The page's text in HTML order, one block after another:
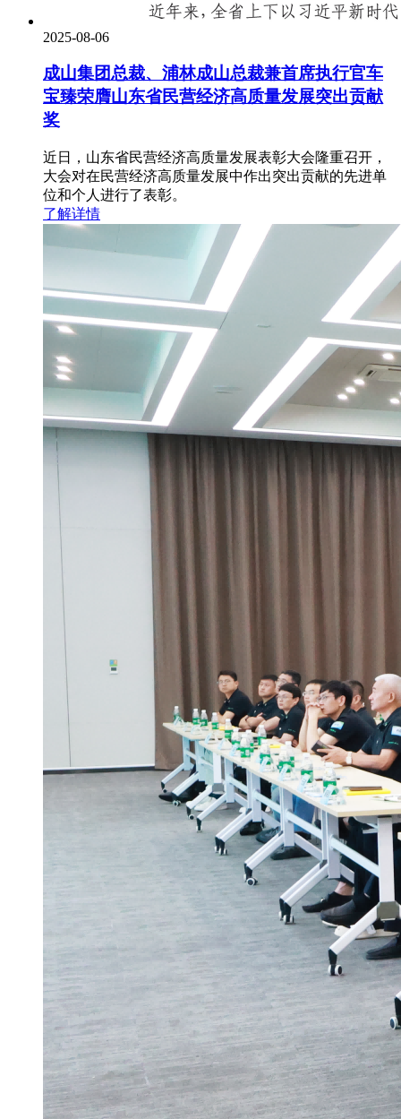
2025-08-06
成山集团总裁、浦林成山总裁兼首席执行官车
宝臻荣膺山东省民营经济高质量发展突出贡献
奖
近日，山东省民营经济高质量发展表彰大会隆重召开，
大会对在民营经济高质量发展中作出突出贡献的先进单
位和个人进行了表彰。
了解详情